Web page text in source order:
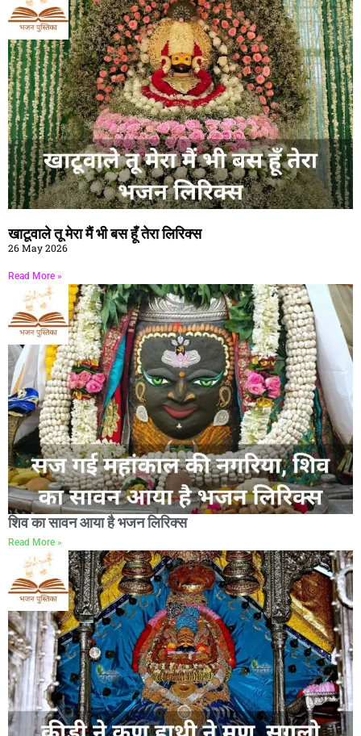
खाटूवाले तू मेरा मैं भी बस हूँ तेरा लिरिक्स
26 May 2026
Read More »
शिव का सावन आया है भजन लिरिक्स
Read More »